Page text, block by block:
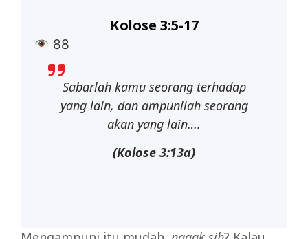
88
Kolose 3:5-17
Sabarlah kamu seorang terhadap
yang lain, dan ampunilah seorang
akan yang lain….
(Kolose 3:13a)